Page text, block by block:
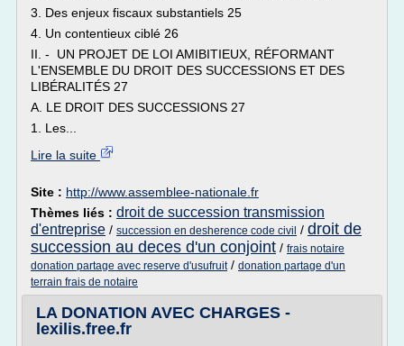
3. Des enjeux fiscaux substantiels 25
4. Un contentieux ciblé 26
II. - UN PROJET DE LOI AMIBITIEUX, RÉFORMANT
L'ENSEMBLE DU DROIT DES SUCCESSIONS ET DES
LIBÉRALITÉS 27
A. LE DROIT DES SUCCESSIONS 27
1. Les...
Lire la suite
Site : http://www.assemblee-nationale.fr
Thèmes liés : droit de succession transmission
d'entreprise / succession en desherence code civil / droit de
succession au deces d'un conjoint / frais notaire
donation partage avec reserve d'usufruit/ donation partage d'un
terrain frais de notaire
LA DONATION AVEC CHARGES -
lexilis.free.fr